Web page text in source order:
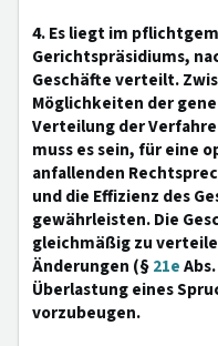
4. Es liegt im
Gerichtspräsidiums,
Geschäfte verteilt.
Möglichkeiten der
Verteilung der
muss es sein, für eine
anfallenden
und die Effizienz des
gewährleisten. Die
gleichmäßig zu
Änderungen (§21e
Überlastung eines
vorzubeugen.